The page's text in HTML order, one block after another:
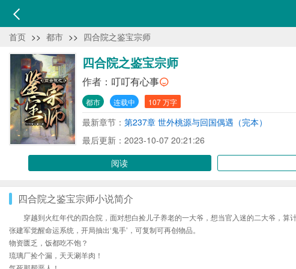
首页 >> 都市 >> 四合院之鉴宝宗师
四合院之鉴宝宗师
作者： 叮叮有心事
都市 连载中 107 万字
最新章节： 第237章 世外桃源与回国偶遇（完本）
最后更新：2023-10-07 20:21:26
阅读
四合院之鉴宝宗师小说简介
穿越到火红年代的四合院，面对想白捡儿子养老的一大爷，想当官入迷的二大爷，算
张建军觉醒命运系统，开局抽出‘鬼手’，可复制可再创物品。
物资匮乏，饭都吃不饱？
琉璃厂捡个漏，天天涮羊肉！